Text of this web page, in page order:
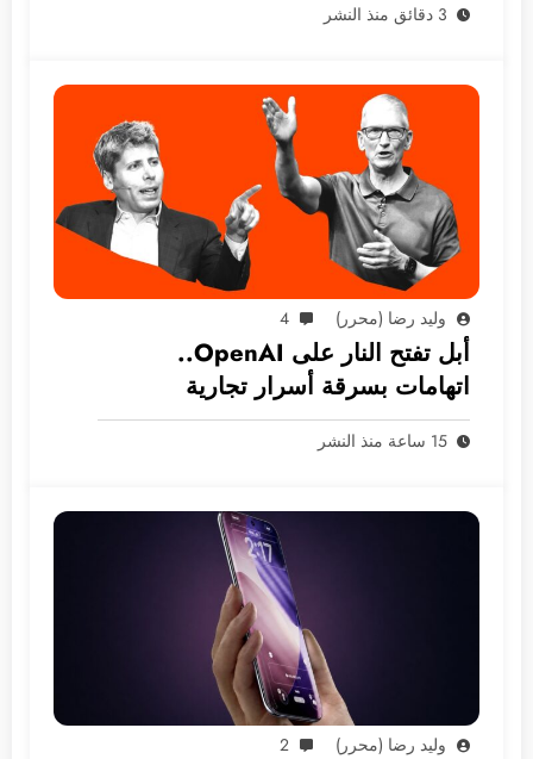
3 دقائق منذ النشر
وليد رضا (محرر) 4
أبل تفتح النار على OpenAI..
اتهامات بسرقة أسرار تجارية
15 ساعة منذ النشر
وليد رضا (محرر) 2